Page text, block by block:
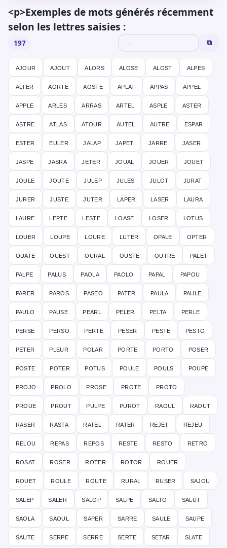
<p>Exemples de mots générés récemment
selon les lettres saisies :
197 ⧉
ajour ajout alors alose alost alpes
alter aorte aoste aplat appas appel
apple arles arras artel asple aster
astre atlas atour autel autre espar
ester euler jalap japet jarre jaser
jaspe jasra jeter joual jouer jouet
joule joute julep jules julot jurat
jurer juste juter laper laser laura
laure lepte leste loase loser lotus
louer loupe loure luter opale opter
ouate ouest oural ouste outre palet
palpe palus paola paolo papal papou
parer paros paseo pater paula paule
paulo pause pearl peler pelta perle
perse perso perte peser peste pesto
peter pleur polar porte porto poser
poste poter potus poule pouls poupe
projo prolo prose prote proto
proue prout pulpe purot raoul raout
raser rasta ratel rater rejet rejeu
relou repas repos reste resto retro
rosat roser roter rotor rouer
rouet roule route rural ruser sajou
salep saler salop salpe salto salut
saola saoul saper sarre saule saupe
saute serpe serre serte setar slate